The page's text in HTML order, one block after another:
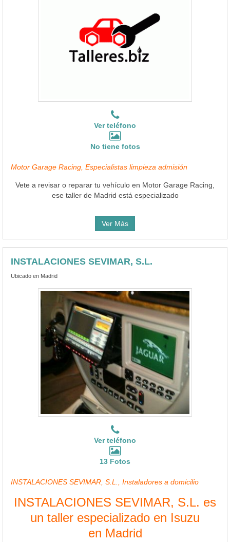
Ver teléfono
No tiene fotos
Motor Garage Racing, Especialistas limpieza admisión
Vete a revisar o reparar tu vehículo en Motor Garage Racing,
ese taller de Madrid está especializado
Ver Más
INSTALACIONES SEVIMAR, S.L.
Ubicado en Madrid
Ver teléfono
13 Fotos
INSTALACIONES SEVIMAR, S.L., Instaladores a domicilio
INSTALACIONES SEVIMAR, S.L. es
un taller especializado en Isuzu
en Madrid